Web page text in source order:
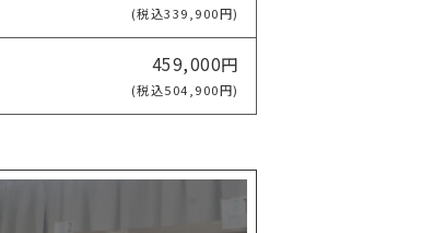
(税込339,900円)
459,000円
(税込504,900円)